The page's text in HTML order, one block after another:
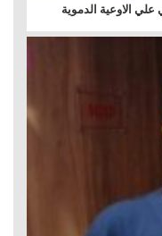
علي الاوعية الدموية